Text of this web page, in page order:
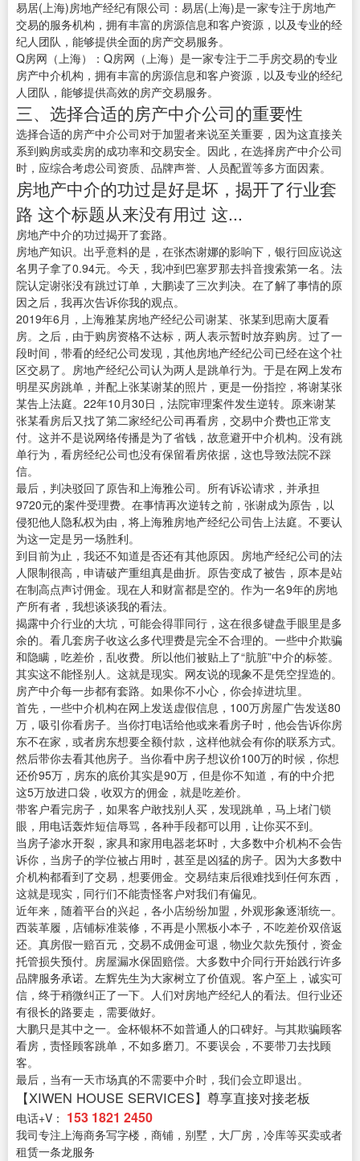
易居(上海)房地产经纪有限公司：易居(上海)是一家专注于房地产
交易的服务机构，拥有丰富的房源信息和客户资源，以及专业的经
纪人团队，能够提供全面的房产交易服务。
Q房网（上海）：Q房网（上海）是一家专注于二手房交易的专业
房产中介机构，拥有丰富的房源信息和客户资源，以及专业的经纪
人团队，能够提供高效的房产交易服务。
三、选择合适的房产中介公司的重要性
选择合适的房产中介公司对于加盟者来说至关重要，因为这直接关
系到购房或卖房的成功率和交易安全。因此，在选择房产中介公司
时，应综合考虑公司资质、品牌声誉、人员配置等多方面因素。
房地产中介的功过是好是坏，揭开了行业套
路 这个标题从来没有用过 这...
房地产中介的功过揭开了套路。
房地产知识。出乎意料的是，在张杰谢娜的影响下，银行回应说这
名男子拿了0.94元。今天，我冲到巴塞罗那去抖音搜索第一名。法
院认定谢张没有跳过订单，大鹏读了三次判决。在了解了事情的原
因之后，我再次告诉你我的观点。
2019年6月，上海雅某房地产经纪公司谢某、张某到思南大厦看
房。之后，由于购房资格不达标，两人表示暂时放弃购房。过了一
段时间，带看的经纪公司发现，其他房地产经纪公司已经在这个社
区交易了。房地产经纪公司认为两人是跳单行为。于是在网上发布
明星买房跳单，并配上张某谢某的照片，更是一份指控，将谢某张
某告上法庭。22年10月30日，法院审理案件发生逆转。原来谢某
张某看房后又找了第二家经纪公司再看房，交易中介费也正常支
付。这并不是说网络传播是为了省钱，故意避开中介机构。没有跳
单行为，看房经纪公司也没有保留看房依据，这也导致法院不踩
信。
最后，判决驳回了原告和上海雅公司。所有诉讼请求，并承担
9720元的案件受理费。在事情再次逆转之前，张谢成为原告，以
侵犯他人隐私权为由，将上海雅房地产经纪公司告上法庭。不要认
为这一定是另一场胜利。
到目前为止，我还不知道是否还有其他原因。房地产经纪公司的法
人限制很高，申请破产重组真是曲折。原告变成了被告，原本是站
在制高点声讨佣金。现在人和财富都是空的。作为一名9年的房地
产所有者，我想谈谈我的看法。
揭露中介行业的大坑，可能会得罪同行，这在很多键盘手眼里是多
余的。看几套房子收这么多代理费是完全不合理的。一些中介欺骗
和隐瞒，吃差价，乱收费。所以他们被贴上了“肮脏”中介的标签。
其实这不能怪别人。这就是现实。网友说的现象不是凭空捏造的。
房产中介每一步都有套路。如果你不小心，你会掉进坑里。
首先，一些中介机构在网上发送虚假信息，100万房屋广告发送80
万，吸引你看房子。当你打电话给他或来看房子时，他会告诉你房
东不在家，或者房东想要全额付款，这样他就会有你的联系方式。
然后带你去看其他房子。当你看中房子想议价100万的时候，你想
还价95万，房东的底价其实是90万，但是你不知道，有的中介把
这5万放进口袋，收双方的佣金，就是吃差价。
带客户看完房子，如果客户敢找别人买，发现跳单，马上堵门锁
眼，用电话轰炸短信辱骂，各种手段都可以用，让你买不到。
当房子渗水开裂，家具和家用电器老坏时，大多数中介机构不会告
诉你，当房子的学位被占用时，甚至是凶猛的房子。因为大多数中
介机构都看到了交易，想要佣金。交易结束后很难找到任何东西，
这就是现实，同行们不能责怪客户对我们有偏见。
近年来，随着平台的兴起，各小店纷纷加盟，外观形象逐渐统一。
西装革履，店铺标准装修，不再是小黑板小本子，不吃差价双倍返
还。真房假一赔百元，交易不成佣金可退，物业欠款先预付，资金
托管损失预付。房屋漏水保固赔偿。大多数中介同行开始践行许多
品牌服务承诺。左辉先生为大家树立了价值观。客户至上，诚实可
信，终于稍微纠正了一下。人们对房地产经纪人的看法。但行业还
有很长的路要走，需要做好。
大鹏只是其中之一。金杯银杯不如普通人的口碑好。与其欺骗顾客
看房，责怪顾客跳单，不如多磨刀。不要误会，不要带刀去找顾
客。
最后，当有一天市场真的不需要中介时，我们会立即退出。
【XIWEN HOUSE SERVICES】尊享直接对接老板
电话+V： 153 1821 2450
我司专注上海商务写字楼，商铺，别墅，大厂房，冷库等买卖或者
租赁一条龙服务